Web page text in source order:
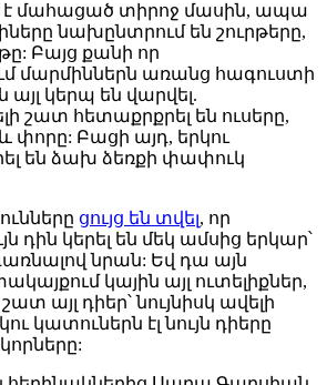
է մահացած տիրոջ մասին, ապա
նախընտրում են շուրթերը,
Բայց քանի որ
մարմիններն առանց հագուստի
այլ կերպ են վարվել.
շատ հետաքրքրել են ուսերը,
փորը: Բացի այդ, երկու
են ձախ ձեռքի փափուկ
ցույց են տվել, որ
դին կերել են մեկ ամսից երկար՝
նրան: Եվ դա այն
կային այլ ուտելիքներ,
այլ դիեր՝ նույնիսկ ավելի
կատուներն էլ նույն դիերը